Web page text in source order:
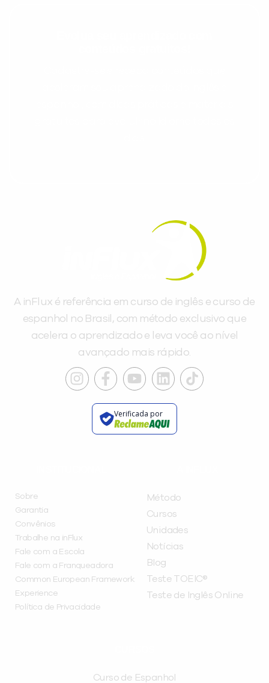
A inFlux é referência em curso de inglês e curso de
espanhol no Brasil, com método exclusivo que
acelera o aprendizado e leva você ao nível
avançado mais rápido.
Verificada por
Sobre
Garantia
Convênios
Trabalhe na inFlux
Fale com a Escola
Fale com a Franqueadora
Common European Framework
Experience
Política de Privacidade
Método
Cursos
Unidades
Notícias
Blog
Teste TOEIC®
Teste de Inglês Online
Curso de Espanhol